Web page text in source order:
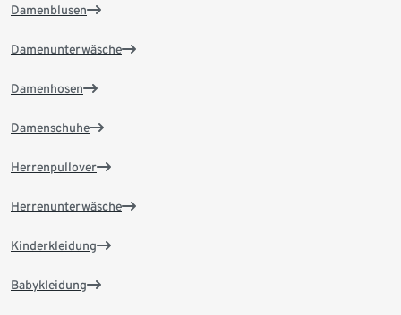
Damenblusen
Damenunterwäsche
Damenhosen
Damenschuhe
Herrenpullover
Herrenunterwäsche
Kinderkleidung
Babykleidung